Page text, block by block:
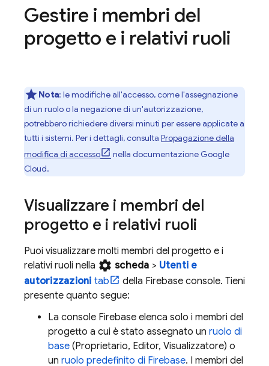
Gestire i membri del
progetto e i relativi ruoli
Nota: le modifiche all'accesso, come l'assegnazione
di un ruolo o la negazione di un'autorizzazione,
potrebbero richiedere diversi minuti per essere applicate a
tutti i sistemi. Per i dettagli, consulta Propagazione della
modifica di accesso
nella documentazione Google
Cloud.
Visualizzare i membri del
progetto e i relativi ruoli
Puoi visualizzare molti membri del progetto e i
relativi ruoli nella settings scheda > Utenti e
autorizzazioni tab della Firebaseconsole. Tieni
presente quanto segue:
La console Firebase elenca solo i membri del
progetto a cui è stato assegnato un ruolo di
base (Proprietario, Editor, Visualizzatore) o
un ruolo predefinito di Firebase. I membri del